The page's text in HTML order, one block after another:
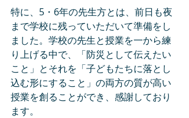
特に、5・6年の先生方とは、前日も夜
まで学校に残っていただいて準備をし
ました。学校の先生と授業を一から練
り上げる中で、「防災として伝えたい
こと」とそれを「子どもたちに落とし
込む形にすること」の両方の質が高い
授業を創ることができ、感謝しており
ます。